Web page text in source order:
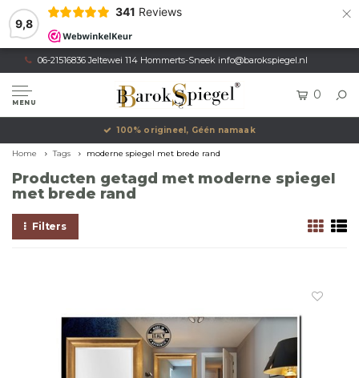
9,8
341 Reviews ×
06-21516836 Jeltewei 114 Hommerts-Sneek info@barokspiegel.nl
MENU
0
100% origineel, Géén namaak
Home Tags moderne spiegel met brede rand
Producten getagd met moderne spiegel
met brede rand
Filters